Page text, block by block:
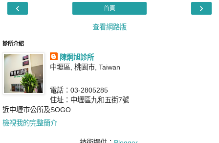
‹ ›
首頁
查看網路版
診所介紹
陳炯旭診所
中壢區, 桃園市, Taiwan
電話：03-2805285
住址：中壢區九和五街7號
近中壢市公所及SOGO
檢視我的完整簡介